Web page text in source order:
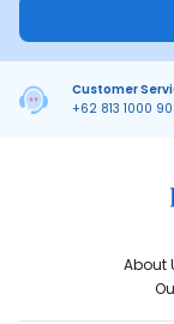
Customer
+62 813 1000
About